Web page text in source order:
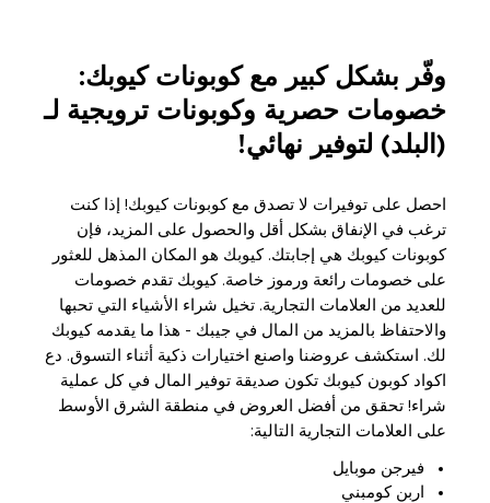
وفّر بشكل كبير مع كوبونات كيوبك:
خصومات حصرية وكوبونات ترويجية لـ
(البلد) لتوفير نهائي!
احصل على توفيرات لا تصدق مع كوبونات كيوبك! إذا كنت
ترغب في الإنفاق بشكل أقل والحصول على المزيد، فإن
كوبونات كيوبك هي إجابتك. كيوبك هو المكان المذهل للعثور
على خصومات رائعة ورموز خاصة. كيوبك تقدم خصومات
للعديد من العلامات التجارية. تخيل شراء الأشياء التي تحبها
والاحتفاظ بالمزيد من المال في جيبك - هذا ما يقدمه كيوبك
لك. استكشف عروضنا واصنع اختيارات ذكية أثناء التسوق. دع
اكواد كوبون كيوبك تكون صديقة توفير المال في كل عملية
شراء! تحقق من أفضل العروض في منطقة الشرق الأوسط
على العلامات التجارية التالية:
فيرجن موبايل
اربن كومبني